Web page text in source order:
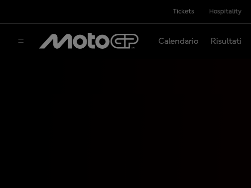
Tickets Hospitality
Calendario Risultati